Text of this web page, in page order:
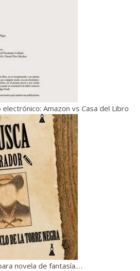
Amazon vs Casa del Libro
novela de fantasía.…